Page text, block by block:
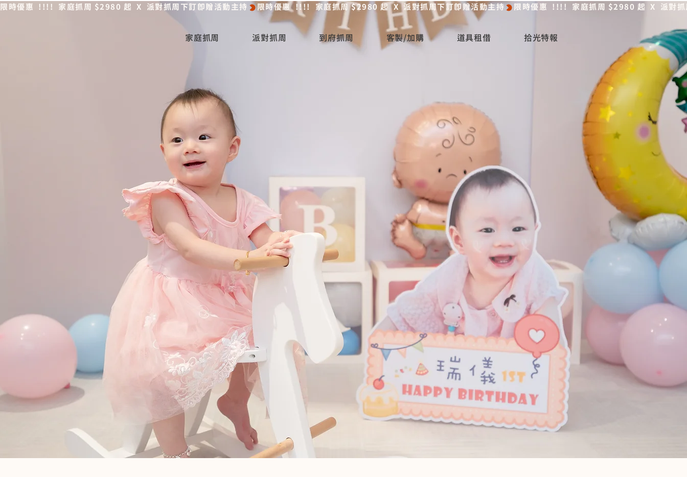
限時優惠  !!!!  家庭抓周 $2980 起  X  派對抓周下訂即贈活動主持
家庭抓周 派對抓周 到府抓周 客製/加購 道具租借 拾光特報